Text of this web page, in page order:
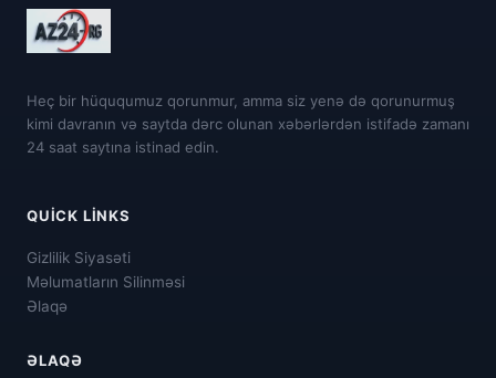
Heç bir hüququmuz qorunmur, amma siz yenə də qorunurmuş
kimi davranın və saytda dərc olunan xəbərlərdən istifadə zamanı
24 saat saytına istinad edin.
QUICK LINKS
Gizlilik Siyasəti
Məlumatların Silinməsi
Əlaqə
ƏLAQƏ